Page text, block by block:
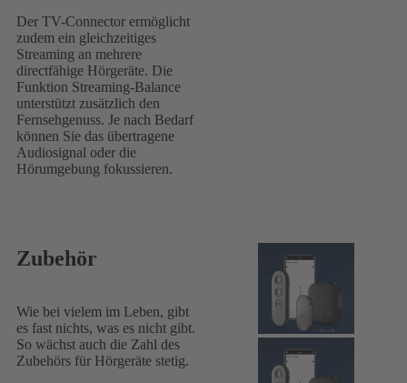
Der TV-Connector ermöglicht
zudem ein gleichzeitiges
Streaming an mehrere
directfähige Hörgeräte. Die
Funktion Streaming-Balance
unterstützt zusätzlich den
Fernsehgenuss. Je nach Bedarf
können Sie das übertragene
Audiosignal oder die
Hörumgebung fokussieren.
Zubehör
Wie bei vielem im Leben, gibt
es fast nichts, was es nicht gibt.
So wächst auch die Zahl des
Zubehörs für Hörgeräte stetig.